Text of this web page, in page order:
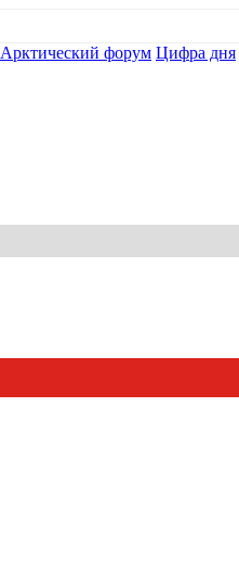
Арктический форум Цифра дня